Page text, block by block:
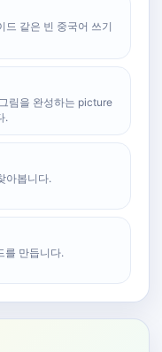
드 같은 빈 중국어 쓰기
림을 완성하는 picture
.
아봅니다.
를 만듭니다.